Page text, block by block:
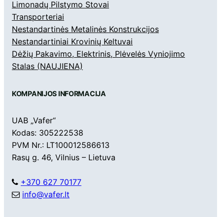
Limonadų Pilstymo Stovai
Transporteriai
Nestandartinės Metalinės Konstrukcijos
Nestandartiniai Krovinių Keltuvai
Dėžių Pakavimo, Elektrinis, Plėvelės Vyniojimo
Stalas (NAUJIENA)
KOMPANIJOS INFORMACIJA
UAB „Vafer“
Kodas: 305222538
PVM Nr.: LT100012586613
Rasų g. 46, Vilnius – Lietuva
+370 627 70177
info@vafer.lt